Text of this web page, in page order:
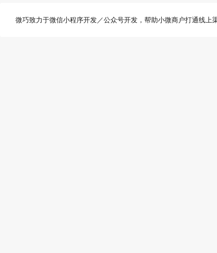
微巧致力于微信小程序开发／公众号开发，帮助小微商户打通线上